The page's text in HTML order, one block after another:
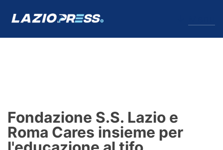
Formello
Fondazione S.S. Lazio e
Roma Cares insieme per